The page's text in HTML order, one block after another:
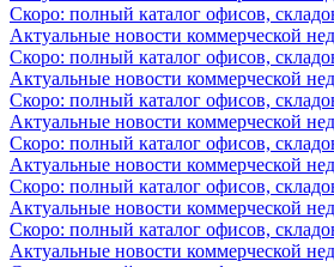
Скоро: полный каталог офисов,
Актуальные новости коммерческой
Скоро: полный каталог офисов,
Актуальные новости коммерческой
Скоро: полный каталог офисов,
Актуальные новости коммерческой
Скоро: полный каталог офисов,
Актуальные новости коммерческой
Скоро: полный каталог офисов,
Актуальные новости коммерческой
Скоро: полный каталог офисов,
Актуальные новости коммерческой